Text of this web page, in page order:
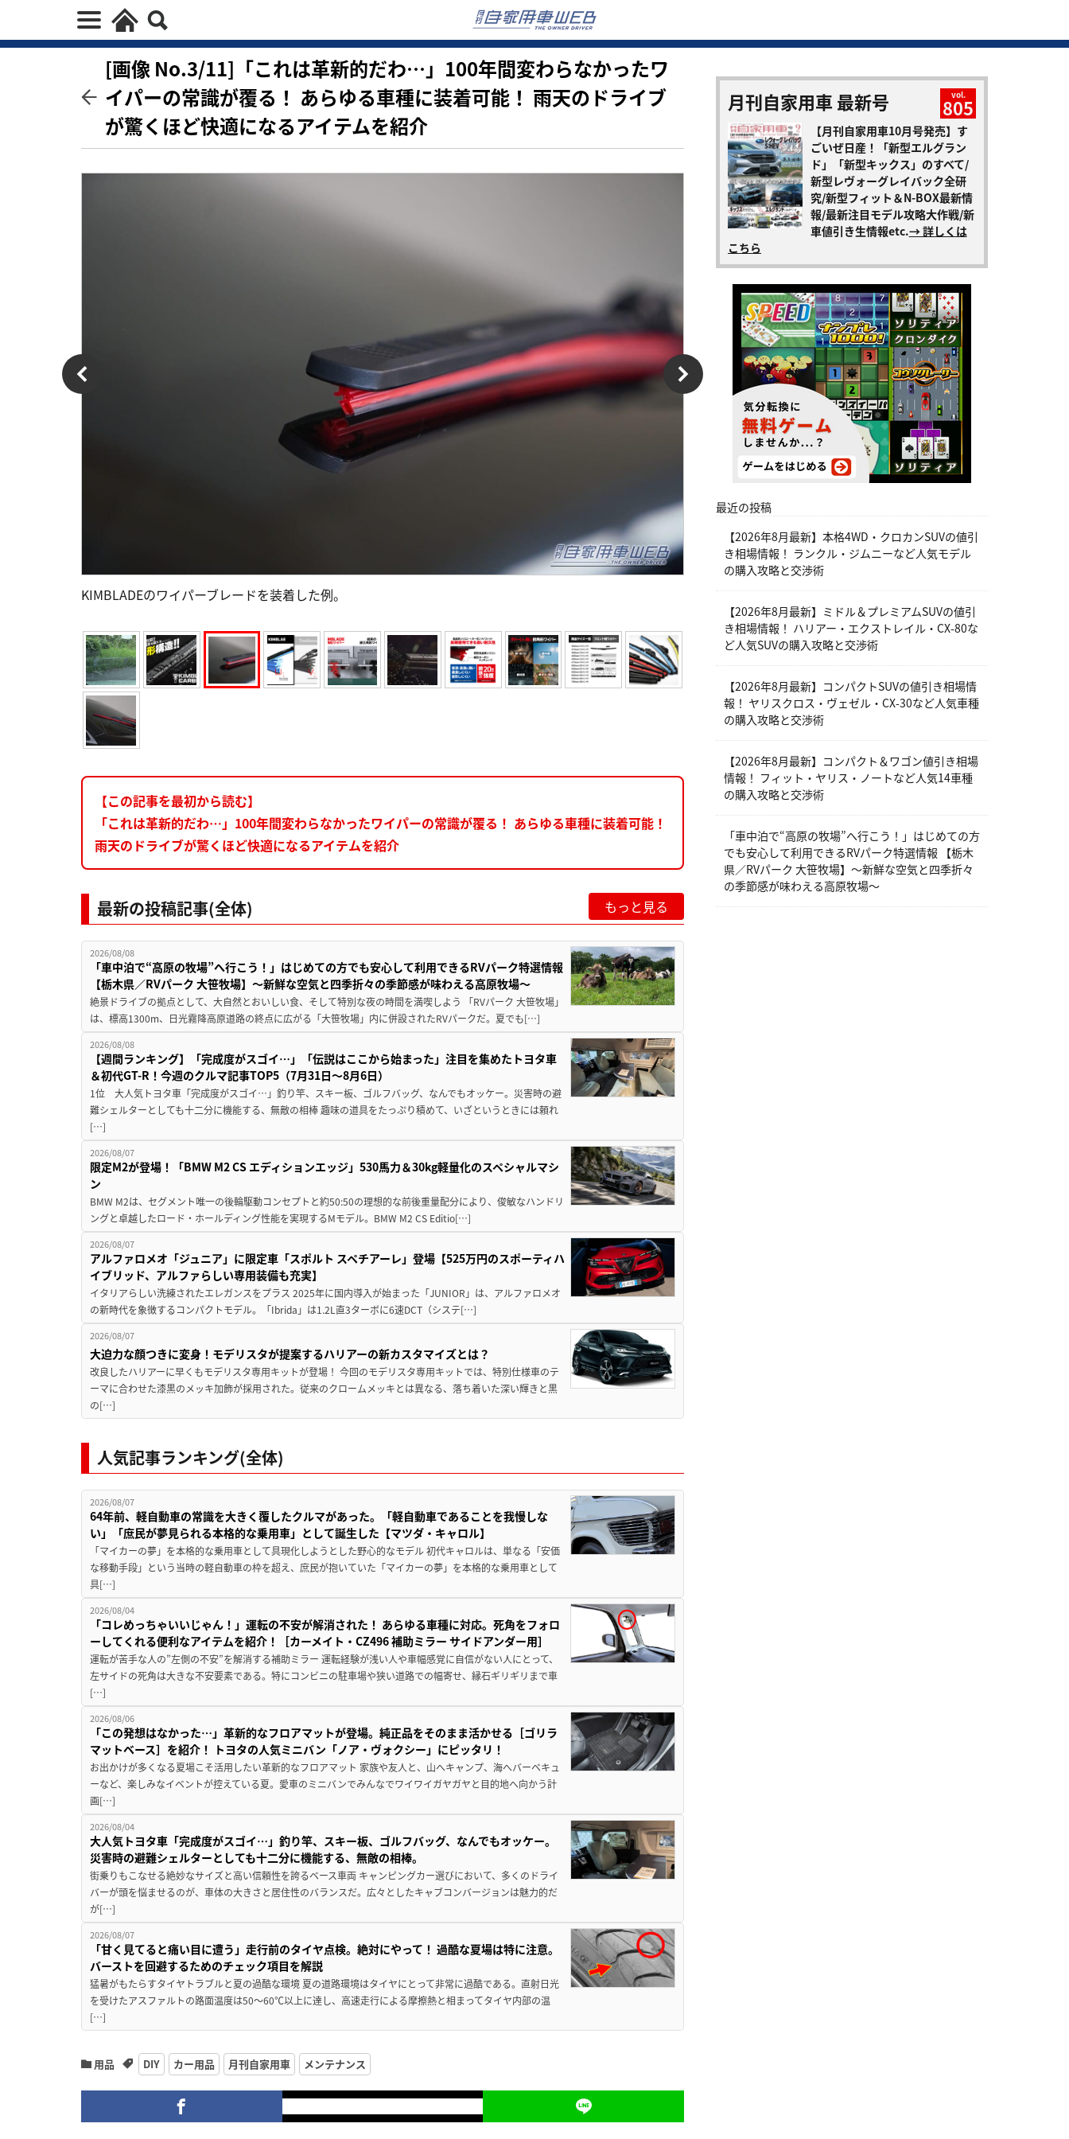
[画像 No.3/11]「これは革新的だわ…」100年間変わらなかったワ
イパーの常識が覆る！ あらゆる車種に装着可能！ 雨天のドライブ
が驚くほど快適になるアイテムを紹介
KIMBLADEのワイパーブレードを装着した例。
【この記事を最初から読む】
「これは革新的だわ…」100年間変わらなかったワイパーの常識が覆る！ あらゆる車種に装着可能！
雨天のドライブが驚くほど快適になるアイテムを紹介
最新の投稿記事(全体) もっと見る
2026/08/08
「車中泊で“高原の牧場”へ行こう！」はじめての方でも安心して利用できるRVパーク特選情報
【栃木県／RVパーク 大笹牧場】～新鮮な空気と四季折々の季節感が味わえる高原牧場～
絶景ドライブの拠点として、大自然とおいしい食、そして特別な夜の時間を満喫しよう 「RVパーク 大笹牧場」
は、標高1300m、日光霧降高原道路の終点に広がる「大笹牧場」内に併設されたRVパークだ。夏でも[…]
2026/08/08
【週間ランキング】「完成度がスゴイ…」「伝説はここから始まった」注目を集めたトヨタ車
＆初代GT-R！今週のクルマ記事TOP5（7月31日〜8月6日）
1位 大人気トヨタ車「完成度がスゴイ…」釣り竿、スキー板、ゴルフバッグ、なんでもオッケー。災害時の避
難シェルターとしても十二分に機能する、無敵の相棒 趣味の道具をたっぷり積めて、いざというときには頼れ
[…]
2026/08/07
限定M2が登場！「BMW M2 CS エディションエッジ」530馬力＆30kg軽量化のスペシャルマシ
ン
BMW M2は、セグメント唯一の後輪駆動コンセプトと約50:50の理想的な前後重量配分により、俊敏なハンドリ
ングと卓越したロード・ホールディング性能を実現するMモデル。BMW M2 CS Editio[…]
2026/08/07
アルファロメオ「ジュニア」に限定車「スポルト スペチアーレ」登場【525万円のスポーティハ
イブリッド、アルファらしい専用装備も充実】
イタリアらしい洗練されたエレガンスをプラス 2025年に国内導入が始まった「JUNIOR」は、アルファロメオ
の新時代を象徴するコンパクトモデル。「Ibrida」は1.2L直3ターボに6速DCT（システ[…]
2026/08/07
大迫力な顔つきに変身！モデリスタが提案するハリアーの新カスタマイズとは？
改良したハリアーに早くもモデリスタ専用キットが登場！ 今回のモデリスタ専用キットでは、特別仕様車のテ
ーマに合わせた漆黒のメッキ加飾が採用された。従来のクロームメッキとは異なる、落ち着いた深い輝きと黒
の[…]
人気記事ランキング(全体)
2026/08/07
64年前、軽自動車の常識を大きく覆したクルマがあった。「軽自動車であることを我慢しな
い」「庶民が夢見られる本格的な乗用車」として誕生した【マツダ・キャロル】
「マイカーの夢」を本格的な乗用車として具現化しようとした野心的なモデル 初代キャロルは、単なる「安価
な移動手段」という当時の軽自動車の枠を超え、庶民が抱いていた「マイカーの夢」を本格的な乗用車として
具[…]
2026/08/04
「コレめっちゃいいじゃん！」運転の不安が解消された！ あらゆる車種に対応。死角をフォロ
ーしてくれる便利なアイテムを紹介！［カーメイト・CZ496 補助ミラー サイドアンダー用］
運転が苦手な人の”左側の不安”を解消する補助ミラー 運転経験が浅い人や車幅感覚に自信がない人にとって、
左サイドの死角は大きな不安要素である。特にコンビニの駐車場や狭い道路での幅寄せ、縁石ギリギリまで車
[…]
2026/08/06
「この発想はなかった…」革新的なフロアマットが登場。純正品をそのまま活かせる［ゴリラ
マットベース］を紹介！ トヨタの人気ミニバン「ノア・ヴォクシー」にピッタリ！
お出かけが多くなる夏場こそ活用したい革新的なフロアマット 家族や友人と、山へキャンプ、海へバーベキュ
ーなど、楽しみなイベントが控えている夏。愛車のミニバンでみんなでワイワイガヤガヤと目的地へ向かう計
画[…]
2026/08/04
大人気トヨタ車「完成度がスゴイ…」釣り竿、スキー板、ゴルフバッグ、なんでもオッケー。
災害時の避難シェルターとしても十二分に機能する、無敵の相棒。
街乗りもこなせる絶妙なサイズと高い信頼性を誇るベース車両 キャンピングカー選びにおいて、多くのドライ
バーが頭を悩ませるのが、車体の大きさと居住性のバランスだ。広々としたキャブコンバージョンは魅力的だ
が[…]
2026/08/07
「甘く見てると痛い目に遭う」走行前のタイヤ点検。絶対にやって！ 過酷な夏場は特に注意。
バーストを回避するためのチェック項目を解説
猛暑がもたらすタイヤトラブルと夏の過酷な環境 夏の道路環境はタイヤにとって非常に過酷である。直射日光
を受けたアスファルトの路面温度は50〜60℃以上に達し、高速走行による摩擦熱と相まってタイヤ内部の温
[…]
用品 DIY カー用品 月刊自家用車 メンテナンス
月刊自家用車 最新号 vol.
805
【月刊自家用車10月号発売】す
ごいぜ日産！「新型エルグラン
ド」「新型キックス」のすべて/
新型レヴォーグレイバック全研
究/新型フィット＆N-BOX最新情
報/最新注目モデル攻略大作戦/新
車値引き生情報etc.→ 詳しくは
こちら
最近の投稿
【2026年8月最新】本格4WD・クロカンSUVの値引
き相場情報！ ランクル・ジムニーなど人気モデル
の購入攻略と交渉術
【2026年8月最新】ミドル＆プレミアムSUVの値引
き相場情報！ ハリアー・エクストレイル・CX-80な
ど人気SUVの購入攻略と交渉術
【2026年8月最新】コンパクトSUVの値引き相場情
報！ ヤリスクロス・ヴェゼル・CX-30など人気車種
の購入攻略と交渉術
【2026年8月最新】コンパクト＆ワゴン値引き相場
情報！ フィット・ヤリス・ノートなど人気14車種
の購入攻略と交渉術
「車中泊で“高原の牧場”へ行こう！」はじめての方
でも安心して利用できるRVパーク特選情報 【栃木
県／RVパーク 大笹牧場】～新鮮な空気と四季折々
の季節感が味わえる高原牧場～